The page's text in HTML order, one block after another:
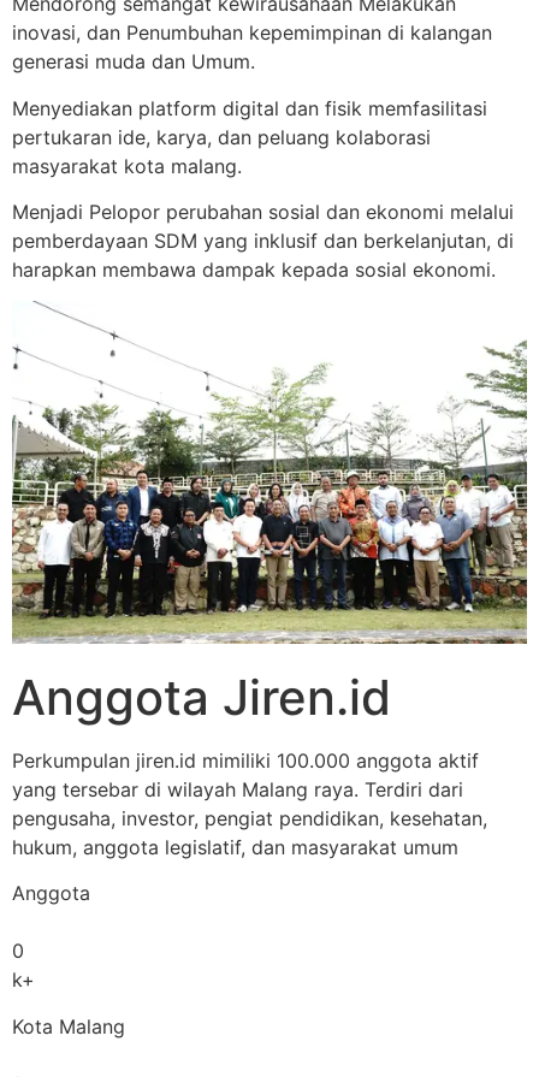
inovasi, dan Penumbuhan kepemimpinan di kalangan
generasi muda dan Umum.
Menyediakan platform digital dan fisik memfasilitasi
pertukaran ide, karya, dan peluang kolaborasi
masyarakat kota malang.
Menjadi Pelopor perubahan sosial dan ekonomi melalui
pemberdayaan SDM yang inklusif dan berkelanjutan, di
harapkan membawa dampak kepada sosial ekonomi.
Anggota Jiren.id
Perkumpulan jiren.id mimiliki 100.000 anggota aktif
yang tersebar di wilayah Malang raya. Terdiri dari
pengusaha, investor, pengiat pendidikan, kesehatan,
hukum, anggota legislatif, dan masyarakat umum
Anggota
0
k+
Kota Malang